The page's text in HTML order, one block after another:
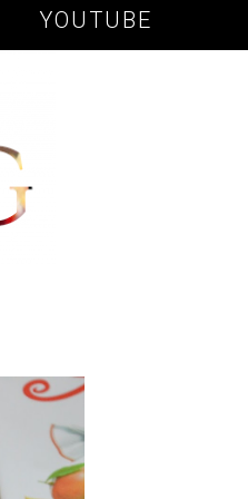
YOUTUBE